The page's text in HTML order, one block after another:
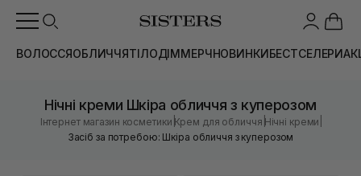
ВОЛОССЯОБЛИЧЧЯТІЛОДІММЕРЧНОВИНКИБЕСТСЕЛЕРИ
Нічні креми Шкіра обличчя з куперозом
Інтернет магазин косметики |Крем для обличчя |Нічні креми
Засіб за потребою: Шкіра обличчя з куперозом